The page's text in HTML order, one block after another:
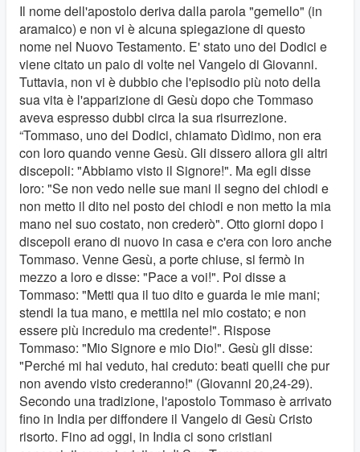
Il nome dell'apostolo deriva dalla parola "gemello" (in
aramaico) e non vi è alcuna spiegazione di questo
nome nel Nuovo Testamento. E' stato uno dei Dodici e
viene citato un paio di volte nel Vangelo di Giovanni.
Tuttavia, non vi è dubbio che l'episodio più noto della
sua vita è l'apparizione di Gesù dopo che Tommaso
aveva espresso dubbi circa la sua risurrezione.
“Tommaso, uno dei Dodici, chiamato Dìdimo, non era
con loro quando venne Gesù. Gli dissero allora gli altri
discepoli: "Abbiamo visto il Signore!". Ma egli disse
loro: "Se non vedo nelle sue mani il segno dei chiodi e
non metto il dito nel posto dei chiodi e non metto la mia
mano nel suo costato, non crederò". Otto giorni dopo i
discepoli erano di nuovo in casa e c'era con loro anche
Tommaso. Venne Gesù, a porte chiuse, si fermò in
mezzo a loro e disse: "Pace a voi!". Poi disse a
Tommaso: "Metti qua il tuo dito e guarda le mie mani;
stendi la tua mano, e mettila nel mio costato; e non
essere più incredulo ma credente!". Rispose
Tommaso: "Mio Signore e mio Dio!". Gesù gli disse:
"Perché mi hai veduto, hai creduto: beati quelli che pur
non avendo visto crederanno!" (Giovanni 20,24-29).
Secondo una tradizione, l'apostolo Tommaso è arrivato
fino in India per diffondere il Vangelo di Gesù Cristo
risorto. Fino ad oggi, in India ci sono cristiani